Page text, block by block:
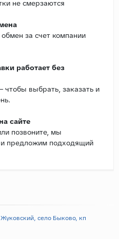
не смерзаются
за счет компании
работает без
чтобы выбрать, заказать и
сайте
позвоните, мы
предложим подходящий
село Быково, кп